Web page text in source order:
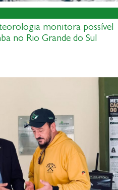
monitora possível
no Rio Grande do Sul